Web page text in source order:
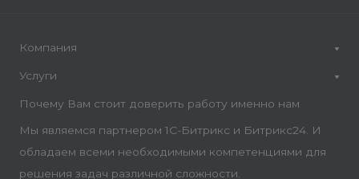
Компания
Услуги
Почему Вам стоит доверить работу именно нам
Мы являемся партнером 1С-Битрикс и Битрикс24. И
обладаем всеми необходимыми компетенциями для
решения задач различной сложности.